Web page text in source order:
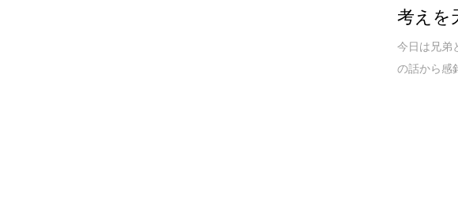
考えを
今日は兄弟
の話から感